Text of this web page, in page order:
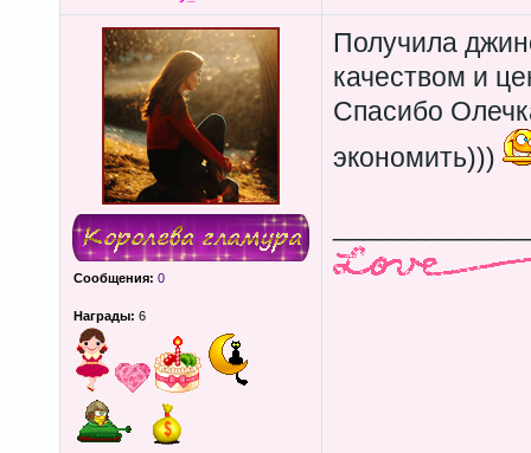
Сообщения: 0
Награды: 6
Получила
качеством и
Спасибо
экономить)))